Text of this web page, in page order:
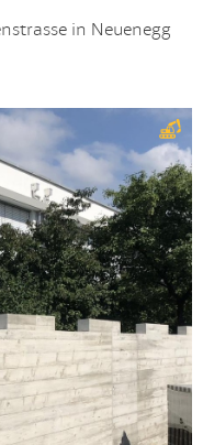
in Neuenegg